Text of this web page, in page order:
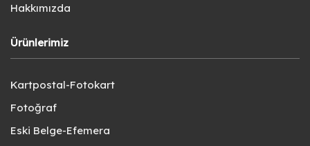
Hakkımızda
Ürünlerimiz
Kartpostal-Fotokart
Fotoğraf
Eski Belge-Efemera